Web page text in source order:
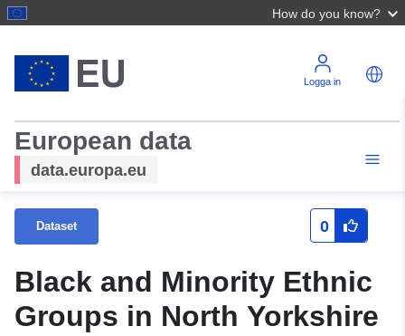
How do you know?
Logga in
European data
data.europa.eu
Dataset 0
Black and Minority Ethnic
Groups in North Yorkshire